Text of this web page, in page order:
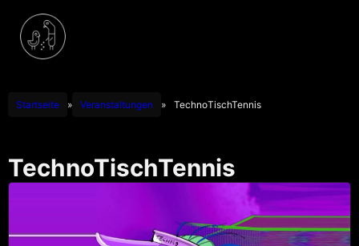
Startseite » Veranstaltungen » TechnoTischTennis
TechnoTischTennis